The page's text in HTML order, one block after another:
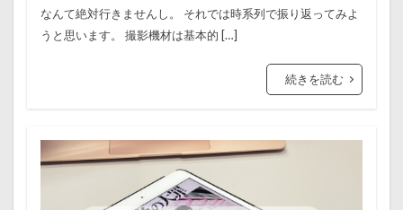
なんて絶対行きませんし。 それでは時系列で振り返ってみよ
うと思います。 撮影機材は基本的 […]
続きを読む